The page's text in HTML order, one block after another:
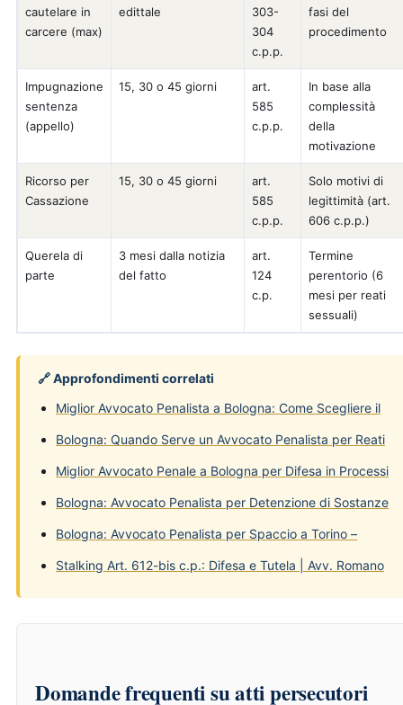
cautelare in
carcere (max)
edittale
303-
304
c.p.p.
fasi del
procedimento
Impugnazione
sentenza
(appello)
15, 30 o 45 giorni
art.
585
c.p.p.
In base alla
complessità
della
motivazione
Ricorso per
Cassazione
15, 30 o 45 giorni
art.
585
c.p.p.
Solo motivi di
legittimità (art.
606 c.p.p.)
Querela di
parte
3 mesi dalla notizia
del fatto
art.
124
c.p.
Termine
perentorio (6
mesi per reati
sessuali)
🔗 Approfondimenti correlati
Miglior Avvocato Penalista a Bologna: Come Scegliere il
Bologna: Quando Serve un Avvocato Penalista per Reati
Miglior Avvocato Penale a Bologna per Difesa in Processi
Bologna: Avvocato Penalista per Detenzione di Sostanze
Bologna: Avvocato Penalista per Spaccio a Torino –
Stalking Art. 612-bis c.p.: Difesa e Tutela | Avv. Romano
Domande frequenti su atti persecutori